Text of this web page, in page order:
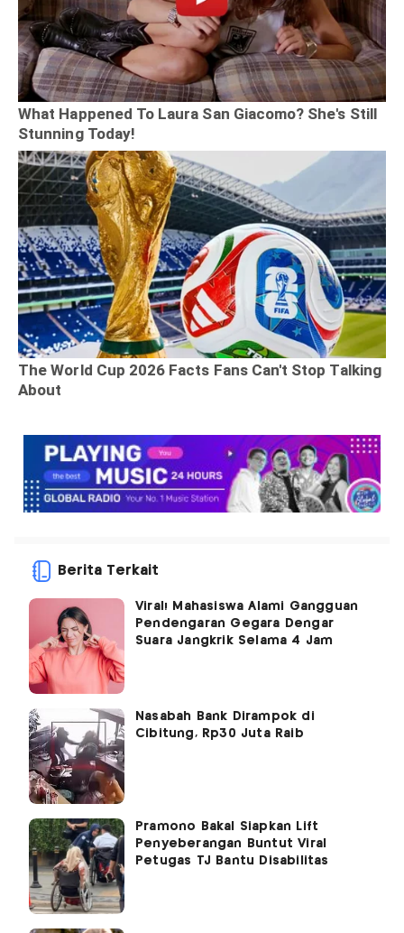
Berita Terkait
Viral! Mahasiswa Alami Gangguan
Pendengaran Gegara Dengar
Suara Jangkrik Selama 4 Jam
Nasabah Bank Dirampok di
Cibitung, Rp30 Juta Raib
Pramono Bakal Siapkan Lift
Penyeberangan Buntut Viral
Petugas TJ Bantu Disabilitas